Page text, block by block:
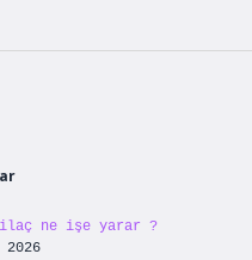
ne işe yarar ?